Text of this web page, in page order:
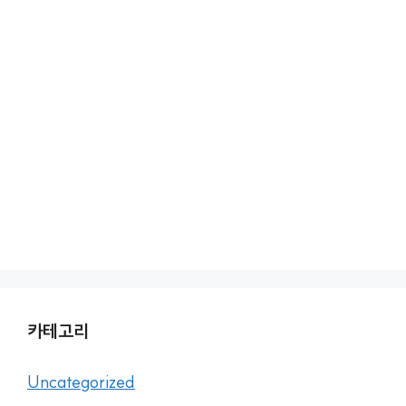
카테고리
Uncategorized